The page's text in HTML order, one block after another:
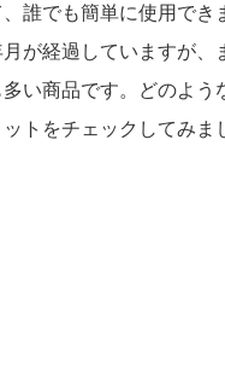
誰でも簡単に使用でき
が経過していますが、
い商品です。どのよう
トをチェックしてみま